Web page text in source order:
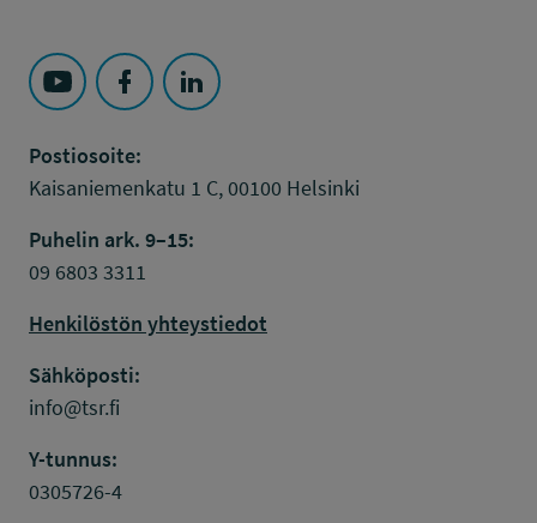
Seuraa Työsuojelurahasto kohteessa: YouTube
Seuraa Työsuojelurahasto kohteessa:
Seuraa Työsuojelurahasto kohteessa:
Postiosoite:
Kaisaniemenkatu 1 C, 00100 Helsinki
Puhelin ark. 9–15:
09 6803 3311
Henkilöstön yhteystiedot
Sähköposti:
info@tsr.fi
Y-tunnus:
0305726-4